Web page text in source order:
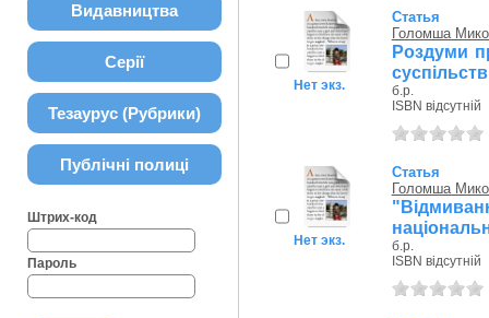
Видавництва
Серії
Тезаурус (Рубрики)
Публічні полиці
Штрих-код
Пароль
Нет экз.
Статья
Голомша
Роздуми
б.р.
ISBN відсутній
Нет экз.
Статья
Голомша
б.р.
ISBN відсутній